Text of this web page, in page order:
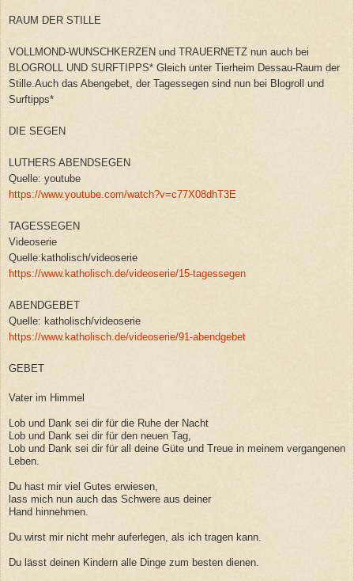
RAUM DER STILLE
VOLLMOND-WUNSCHKERZEN und TRAUERNETZ nun auch bei
BLOGROLL UND SURFTIPPS* Gleich unter Tierheim Dessau-Raum der
Stille.Auch das Abengebet, der Tagessegen sind nun bei Blogroll und
Surftipps*
DIE SEGEN
LUTHERS ABENDSEGEN
Quelle: youtube
https://www.youtube.com/watch?v=c77X08dhT3E
TAGESSEGEN
Videoserie
Quelle:katholisch/videoserie
https://www.katholisch.de/videoserie/15-tagessegen
ABENDGEBET
Quelle: katholisch/videoserie
https://www.katholisch.de/videoserie/91-abendgebet
GEBET
Vater im Himmel
Lob und Dank sei dir für die Ruhe der Nacht
Lob und Dank sei dir für den neuen Tag,
Lob und Dank sei dir für all deine Güte und Treue in meinem vergangenen
Leben.
Du hast mir viel Gutes erwiesen,
lass mich nun auch das Schwere aus deiner
Hand hinnehmen.
Du wirst mir nicht mehr auferlegen, als ich tragen kann.
Du lässt deinen Kindern alle Dinge zum besten dienen.